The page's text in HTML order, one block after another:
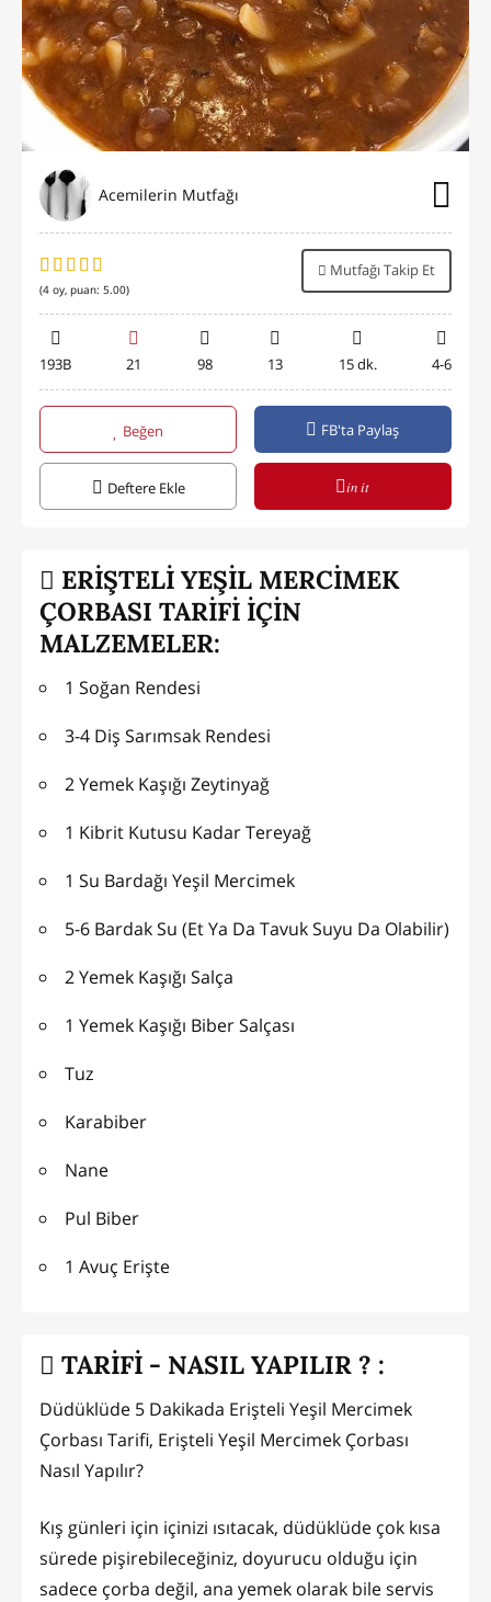
Acemilerin Mutfağı
(4 oy, puan: 5.00)
Mutfağı Takip Et
193B 21 98 13 15 dk. 4-6
Beğen FB'ta Paylaş
Deftere Ekle in it
ERİŞTELİ YEŞİL MERCİMEK
ÇORBASI TARİFİ İÇİN
MALZEMELER:
1 Soğan Rendesi
3-4 Diş Sarımsak Rendesi
2 Yemek Kaşığı Zeytinyağ
1 Kibrit Kutusu Kadar Tereyağ
1 Su Bardağı Yeşil Mercimek
5-6 Bardak Su (Et Ya Da Tavuk Suyu Da Olabilir)
2 Yemek Kaşığı Salça
1 Yemek Kaşığı Biber Salçası
Tuz
Karabiber
Nane
Pul Biber
1 Avuç Erişte
TARİFİ - NASIL YAPILIR ? :
Düdüklüde 5 Dakikada Erişteli Yeşil Mercimek
Çorbası Tarifi, Erişteli Yeşil Mercimek Çorbası
Nasıl Yapılır?
Kış günleri için içinizi ısıtacak, düdüklüde çok kısa
sürede pişirebileceğiniz, doyurucu olduğu için
sadece çorba değil, ana yemek olarak bile servis